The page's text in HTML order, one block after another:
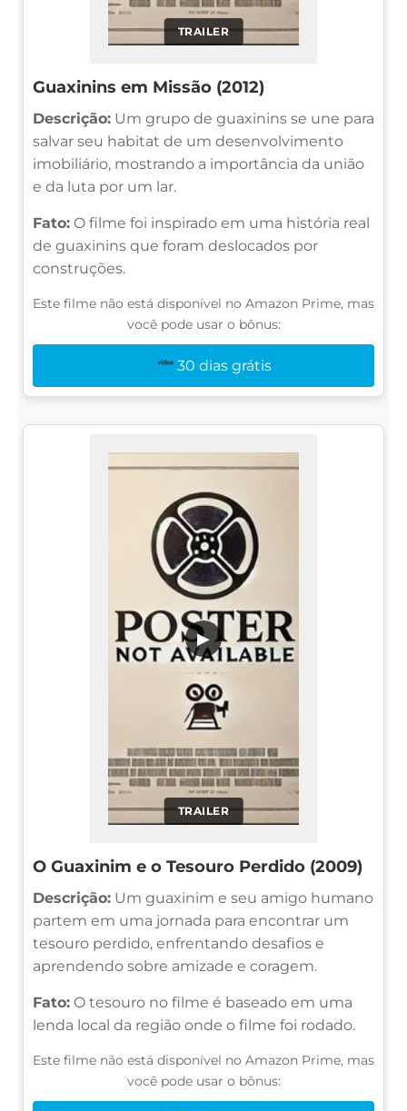
TRAILER
Guaxinins em Missão (2012)
Descrição: Um grupo de guaxinins se une para
salvar seu habitat de um desenvolvimento
imobiliário, mostrando a importância da união
e da luta por um lar.
Fato: O filme foi inspirado em uma história real
de guaxinins que foram deslocados por
construções.
Este filme não está disponível no Amazon Prime, mas
você pode usar o bônus:
30 dias grátis
TRAILER
▶
O Guaxinim e o Tesouro Perdido (2009)
Descrição: Um guaxinim e seu amigo humano
partem em uma jornada para encontrar um
tesouro perdido, enfrentando desafios e
aprendendo sobre amizade e coragem.
Fato: O tesouro no filme é baseado em uma
lenda local da região onde o filme foi rodado.
Este filme não está disponível no Amazon Prime, mas
você pode usar o bônus: